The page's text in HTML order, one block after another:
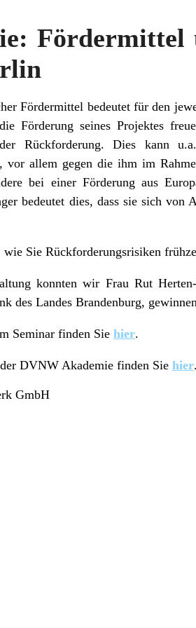
Fördermittel
Fördermittel bedeutet für den
Förderung seines Projektes
Rückforderung.Dies kann
vor allem gegen die ihm im
bei einer Förderung aus
bedeutet dies, dass sie sich von
Sie Rückforderungsrisiken
konnten wir Frau Rut
des Landes Brandenburg,
Seminar finden Sie hier.
DVNW Akademie finden Sie hier.